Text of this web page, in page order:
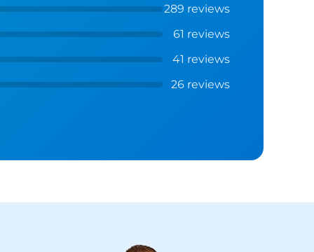
289 reviews
61 reviews
41 reviews
26 reviews